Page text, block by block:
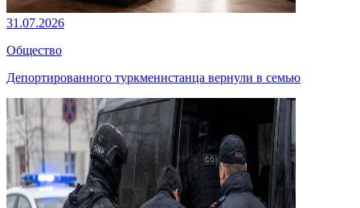
31.07.2026
Общество
Депортированного туркменистанца вернули в семью